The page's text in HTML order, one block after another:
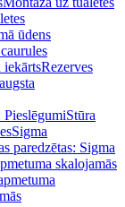
ūdens
iekārtsRezerves
PieslēgumiStūra
Sigma
paredzētas: Sigma
skalojamās